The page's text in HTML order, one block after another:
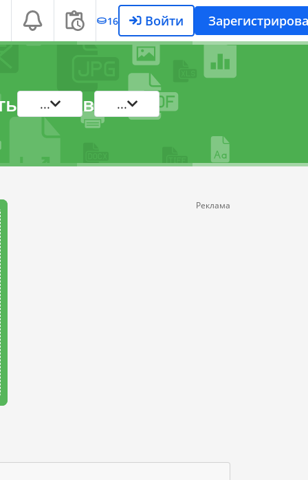
16 Войти
... в ...
Реклама